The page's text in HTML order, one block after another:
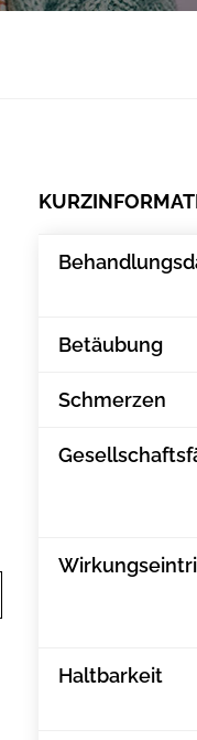
Betäubung
Schmerzen
Haltbarkeit